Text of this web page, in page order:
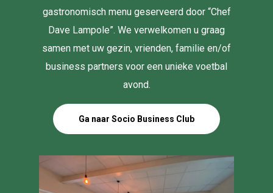
gastronomisch menu geserveerd door “Chef
Dave Lampole”. We verwelkomen u graag
samen met uw gezin, vrienden, familie en/of
business partners voor een unieke voetbal
avond.
Ga naar Socio Business Club